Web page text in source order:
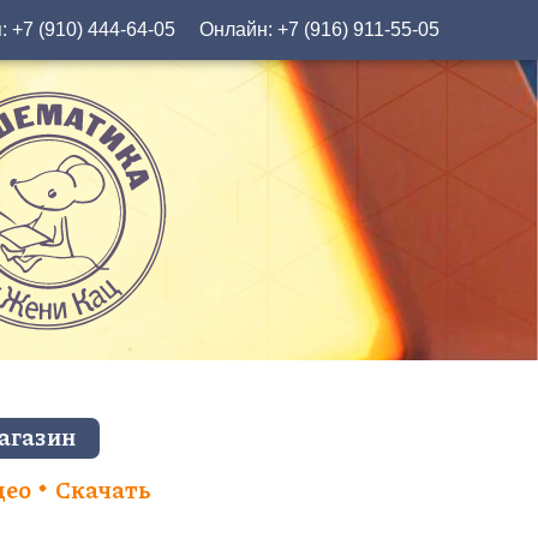
+7 (910) 444-64-05 Онлайн:+7 (916) 911-55-05
Скачать